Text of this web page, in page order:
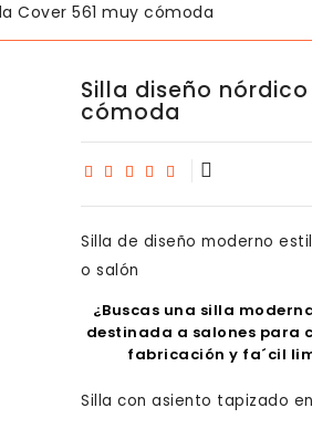
Cover 561 muy cómoda
Silla diseño
cómoda
Silla de diseño moderno
o salón
¿Buscas una silla
destinada a salones para
fabricación y fa´cil
Silla con asiento tapizado